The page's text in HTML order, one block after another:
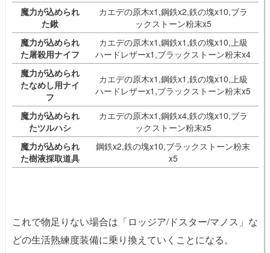
魔力が込められ
た鍬
カエデの原木x1,鋼鉄x2,鉄の塊x10,ブラ
ックストーン粉末x5
魔力が込められ
た屠殺用ナイフ
カエデの原木x1,鋼鉄x1,鉄の塊x10,上級
ハードレザーx1,ブラックストーン粉末x4
魔力が込められ
たなめし用ナイ
フ
カエデの原木x1,鋼鉄x1,鉄の塊x10,上級
ハードレザーx1,ブラックストーン粉末x5
魔力が込められ
たツルハシ
カエデの原木x1,鋼鉄x4,鉄の塊x10,ブラ
ックストーン粉末x5
魔力が込められ
た樹液採取道具
鋼鉄x2,鉄の塊x10,ブラックストーン粉末
x5
これで物足りない場合は「ロッジア/ドスター/マノス」な
どの生活熟練度装備に乗り換えていくことになる。